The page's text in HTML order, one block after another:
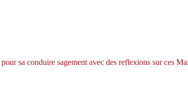
sa conduire sagement avec des reflexions sur ces